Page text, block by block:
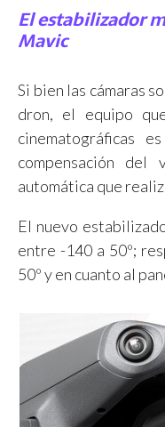
El estabilizador
Mavic
Si bien las cámaras
dron, el equipo
cinematográficas
compensación del
automática que
El nuevo
entre -140 a 50º;
50º y en cuanto al